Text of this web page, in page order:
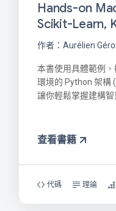
Hands-on
Scikit-Learn,
作者：Aurélien
本書使用具體範例
環境的 Python 架構
讓你輕鬆掌握建構智
查看書籍
代碼 理論